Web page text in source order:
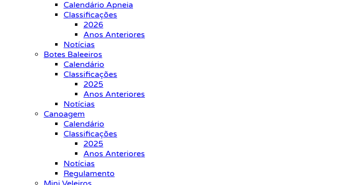
Calendário Apneia
Classificações
2026
Anos Anteriores
Notícias
Botes Baleeiros
Calendário
Classificações
2025
Anos Anteriores
Notícias
Canoagem
Calendário
Classificações
2025
Anos Anteriores
Notícias
Regulamento